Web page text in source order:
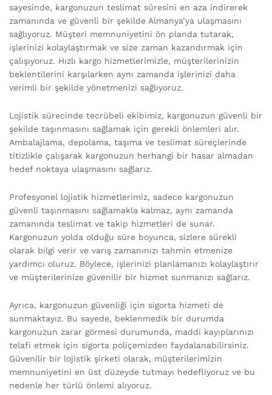
sayesinde, kargonuzun teslimat süresini en aza indirerek
zamanında ve güvenli bir şekilde Almanya’ya ulaşmasını
sağlıyoruz. Müşteri memnuniyetini ön planda tutarak,
işlerinizi kolaylaştırmak ve size zaman kazandırmak için
çalışıyoruz. Hızlı kargo hizmetlerimizle, müşterilerinizin
beklentilerini karşılarken aynı zamanda işlerinizi daha
verimli bir şekilde yönetmenizi sağlıyoruz.
Lojistik sürecinde tecrübeli ekibimiz, kargonuzun güvenli bir
şekilde taşınmasını sağlamak için gerekli önlemleri alır.
Ambalajlama, depolama, taşıma ve teslimat süreçlerinde
titizlikle çalışarak kargonuzun herhangi bir hasar almadan
hedef noktaya ulaşmasını sağlarız.
Profesyonel lojistik hizmetlerimiz, sadece kargonuzun
güvenli taşınmasını sağlamakla kalmaz, aynı zamanda
zamanında teslimat ve takip hizmetleri de sunar.
Kargonuzun yolda olduğu süre boyunca, sizlere sürekli
olarak bilgi verir ve varış zamanınızı tahmin etmenize
yardımcı oluruz. Böylece, işlerinizi planlamanızı kolaylaştırır
ve müşterilerinize güvenilir bir hizmet sunmanızı sağlarız.
Ayrıca, kargonuzun güvenliği için sigorta hizmeti de
sunmaktayız. Bu sayede, beklenmedik bir durumda
kargonuzun zarar görmesi durumunda, maddi kayıplarınızı
telafi etmek için sigorta poliçemizden faydalanabilirsiniz.
Güvenilir bir lojistik şirketi olarak, müşterilerimizin
memnuniyetini en üst düzeyde tutmayı hedefliyoruz ve bu
nedenle her türlü önlemi alıyoruz.